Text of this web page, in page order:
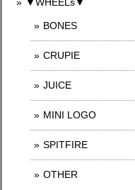
▼WHEELs▼
BONES
CRUPIE
JUICE
MINI LOGO
SPITFIRE
OTHER